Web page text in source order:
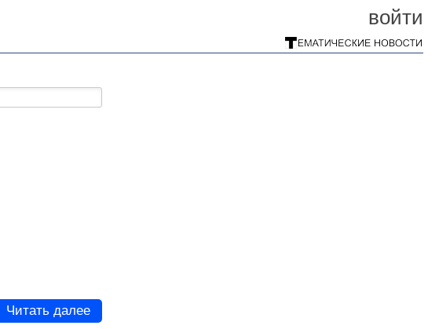
войти
Читать далее